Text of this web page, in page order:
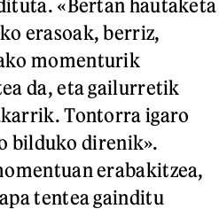
«Bertan hautaketa
erasoak, berriz,
momenturik
da, eta gailurretik
Tontorra igaro
bilduko direnik».
erabakitzea,
tentea gainditu